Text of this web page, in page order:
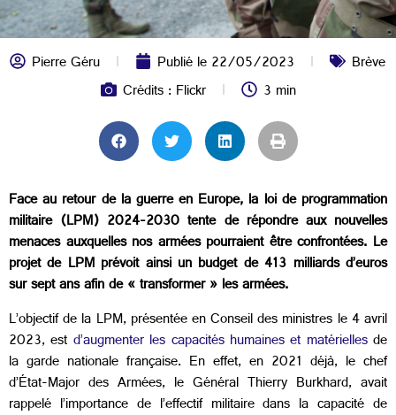
Pierre Géru Publié le22/05/2023
Brève
Crédits : Flickr
3 min
Face au retour de la guerre en Europe, la loi de programmation
militaire (LPM) 2024-2030 tente de répondre aux nouvelles
menaces auxquelles nos armées pourraient être confrontées. Le
projet de LPM prévoit ainsi un budget de 413 milliards d’euros
sur sept ans afin de « transformer » les armées.
L’objectif de la LPM, présentée en Conseil des ministres le 4 avril
2023, est d’augmenter les capacités humaines et matériellesde
la garde nationale française. En effet, en 2021 déjà, le chef
d’État-Major des Armées, le Général Thierry Burkhard, avait
rappelé l’importance de l’effectif militaire dans la capacité de